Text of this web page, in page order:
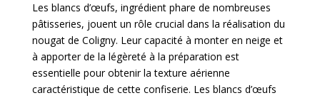
Les blancs d’œufs, ingrédient phare de nombreuses
pâtisseries, jouent un rôle crucial dans la réalisation du
nougat de Coligny. Leur capacité à monter en neige et
à apporter de la légèreté à la préparation est
essentielle pour obtenir la texture aérienne
caractéristique de cette confiserie. Les blancs d’œufs